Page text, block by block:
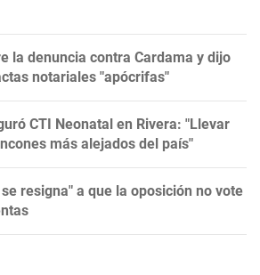
la denuncia contra Cardama y dijo
notariales "apócrifas"
CTI Neonatal en Rivera: "Llevar
más alejados del país"
resigna" a que la oposición no vote